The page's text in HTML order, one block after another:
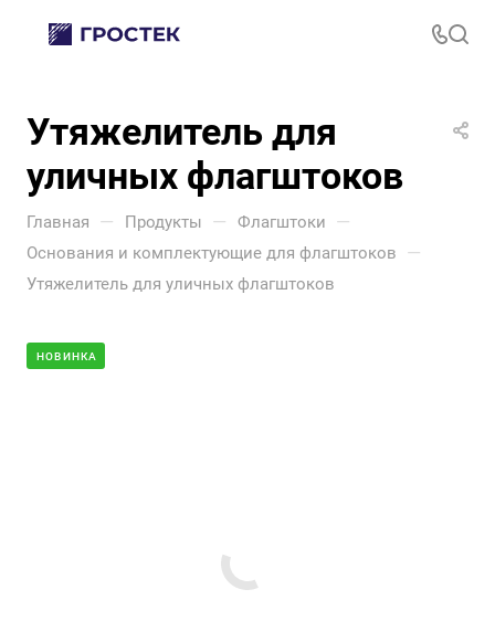
Утяжелитель для
уличных флагштоков
Главная — Продукты — Флагштоки —
Основания и комплектующие для флагштоков —
Утяжелитель для уличных флагштоков
НОВИНКА